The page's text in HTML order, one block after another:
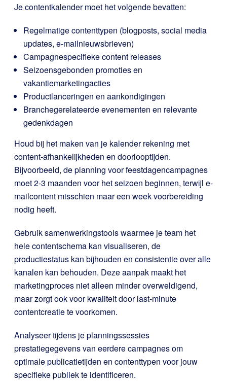
Je contentkalender moet het volgende bevatten:
Regelmatige contenttypen (blogposts, social media
updates, e-mailnieuwsbrieven)
Campagnespecifieke content releases
Seizoensgebonden promoties en
vakantiemarketingacties
Productlanceringen en aankondigingen
Branchegerelateerde evenementen en relevante
gedenkdagen
Houd bij het maken van je kalender rekening met
content-afhankelijkheden en doorlooptijden.
Bijvoorbeeld, de planning voor feestdagencampagnes
moet 2-3 maanden voor het seizoen beginnen, terwijl e-
mailcontent misschien maar een week voorbereiding
nodig heeft.
Gebruik samenwerkingstools waarmee je team het
hele contentschema kan visualiseren, de
productiestatus kan bijhouden en consistentie over alle
kanalen kan behouden. Deze aanpak maakt het
marketingproces niet alleen minder overweldigend,
maar zorgt ook voor kwaliteit door last-minute
contentcreatie te voorkomen.
Analyseer tijdens je planningssessies
prestatiegegevens van eerdere campagnes om
optimale publicatietijden en contenttypen voor jouw
specifieke publiek te identificeren.